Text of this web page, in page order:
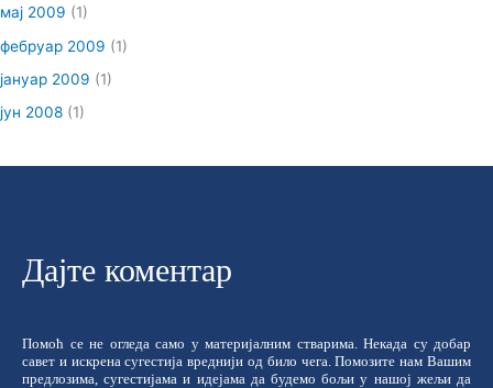
мај 2009 (1)
фебруар 2009 (1)
јануар 2009 (1)
јун 2008 (1)
Дајте коментар
Помоћ се не огледа само у материјалним стварима. Некада су добар
савет и искрена сугестија вреднији од било чега. Помозите нам Вашим
предлозима, сугестијама и идејама да будемо бољи у нашој жељи да